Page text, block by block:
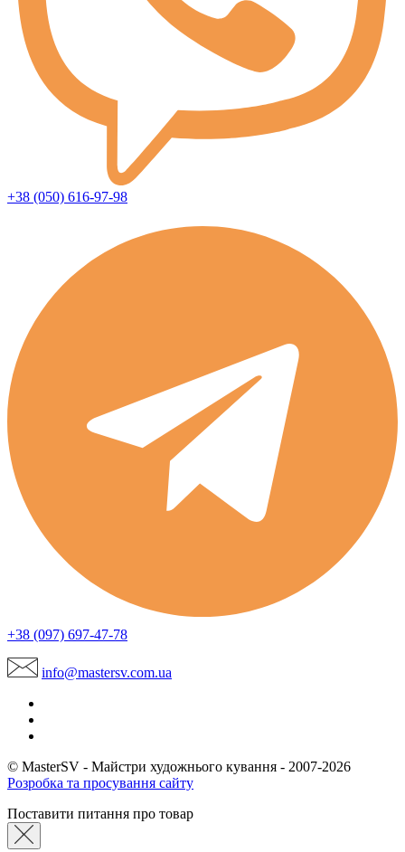
+38 (050) 616-97-98
+38 (097) 697-47-78
info@mastersv.com.ua
© MasterSV - Майстри художнього кування - 2007-2026
Розробка та просування сайту
Поставити питання про товар